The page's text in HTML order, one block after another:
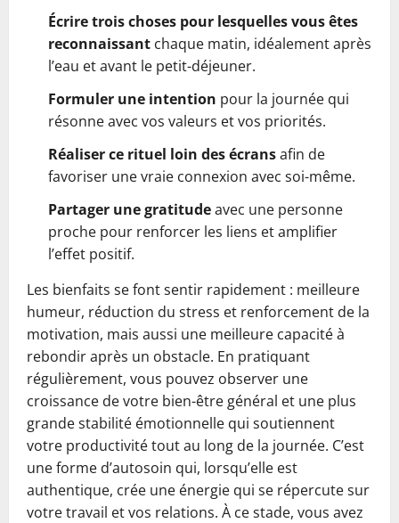
Écrire trois choses pour lesquelles vous êtes
reconnaissant chaque matin, idéalement après
l’eau et avant le petit-déjeuner.
Formuler une intention pour la journée qui
résonne avec vos valeurs et vos priorités.
Réaliser ce rituel loin des écransafin de
favoriser une vraie connexion avec soi-même.
Partager une gratitudeavec une personne
proche pour renforcer les liens et amplifier
l’effet positif.
Les bienfaits se font sentir rapidement : meilleure
humeur, réduction du stress et renforcement de la
motivation, mais aussi une meilleure capacité à
rebondir après un obstacle. En pratiquant
régulièrement, vous pouvez observer une
croissance de votre bien-être général et une plus
grande stabilité émotionnelle qui soutiennent
votre productivité tout au long de la journée. C’est
une forme d’autosoin qui, lorsqu’elle est
authentique, crée une énergie qui se répercute sur
votre travail et vos relations. À ce stade, vous avez